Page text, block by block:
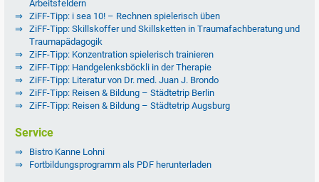
Arbeitsfeldern
ZiFF-Tipp: i sea 10! – Rechnen spielerisch üben
ZiFF-Tipp: Skillskoffer und Skillsketten in Traumafachberatung und
Traumapädagogik
ZiFF-Tipp: Konzentration spielerisch trainieren
ZiFF-Tipp: Handgelenksböckli in der Therapie
ZiFF-Tipp: Literatur von Dr. med. Juan J. Brondo
ZiFF-Tipp: Reisen & Bildung – Städtetrip Berlin
ZiFF-Tipp: Reisen & Bildung – Städtetrip Augsburg
Service
Bistro Kanne Lohni
Fortbildungsprogramm als PDF herunterladen